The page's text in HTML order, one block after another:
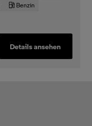
Benzin
Details ansehen